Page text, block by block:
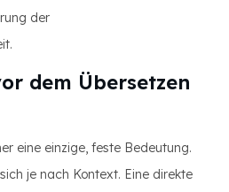
der
dem Übersetzen
eine einzige, feste Bedeutung.
je nach Kontext. Eine direkte